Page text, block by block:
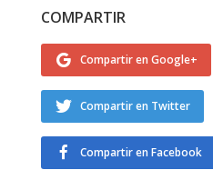
COMPARTIR
Compartir en Google+
Compartir en Twitter
Compartir en Facebook